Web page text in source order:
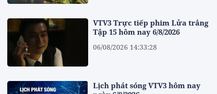
VTV3 Trực tiếp phim Lửa trắng
Tập 15 hôm nay 6/8/2026
06/08/2026 14:33:28
Lịch phát sóng VTV3 hôm nay